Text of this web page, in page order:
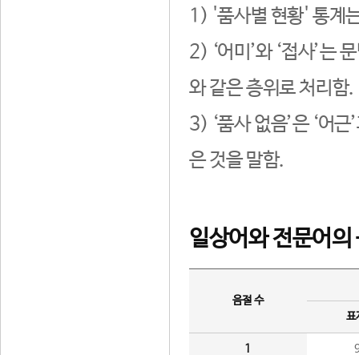
1) '품사별 현황' 통계
2) ‘어미’와 ‘접사’는
와 같은 층위로 처리함.
3) ‘품사 없음’은 ‘어
은 것을 말함.
일상어와 전문어의
음절 수
표
1